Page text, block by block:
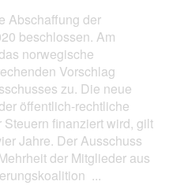
Abschaffung der
beschlossen. Am
norwegische
Vorschlag
zu. Die neue
öffentlich-rechtliche
finanziert wird, gilt
Jahre. Der Ausschuss
der Mitglieder aus
...